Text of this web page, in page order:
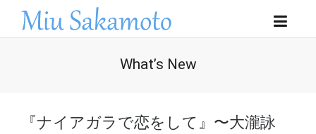
What’s New
『ナイアガラで恋をして』〜大瀧詠